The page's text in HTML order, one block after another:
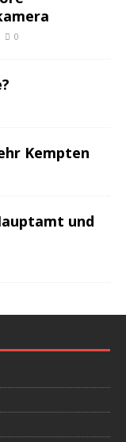
0
Kempten
und